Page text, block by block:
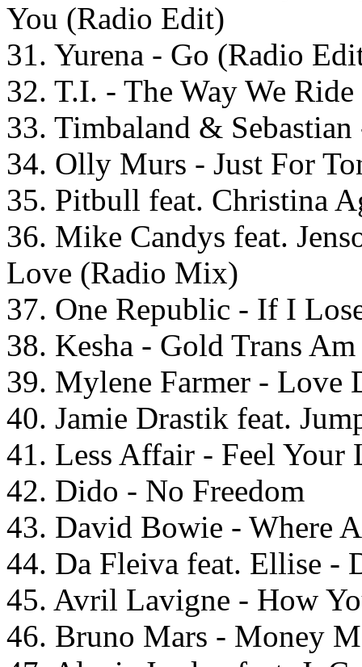
You (Radio Edit)
31. Yurena - Go (Radio
32. T.I. - The Way We Ride
33. Timbaland &
34. Olly Murs - Just For
35. Pitbull feat. Christina
36. Mike Candys feat.
Love (Radio Mix)
37. One Republic - If I
38. Kesha - Gold Trans Am
39. Mylene Farmer - Love
40. Jamie Drastik feat.
41. Less Affair - Feel Your
42. Dido - No Freedom
43. David Bowie - Where
44. Da Fleiva feat. Ellise -
45. Avril Lavigne - How
46. Bruno Mars - Money